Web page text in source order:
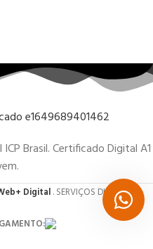
Brasil. Certificado Digital A1
Digital. SERVIÇOS DIGITAIS.